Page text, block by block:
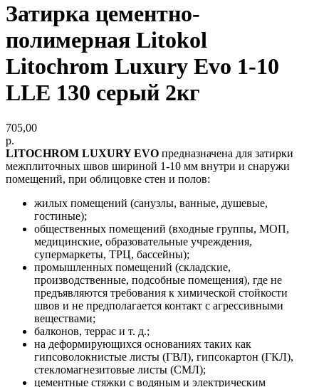
Затирка цементно-
полимерная Litokol
Litochrom Luxury Evo 1-10
LLE 130 серый 2кг
705,00
р.
LITOCHROM LUXURY EVO предназначена для затирки
межплиточных швов шириной 1-10 мм внутри и снаружи
помещений, при облицовке стен и полов:
жилых помещений (санузлы, ванные, душевые,
гостиные);
общественных помещений (входные группы, МОП,
медицинские, образовательные учреждения,
супермаркеты, ТРЦ, бассейны);
промышленных помещений (складские,
производственные, подсобные помещения), где не
предъявляются требования к химической стойкости
швов и не предполагается контакт с агрессивными
веществами;
балконов, террас и т. д.;
на деформирующихся основаниях таких как
гипсоволокнистые листы (ГВЛ), гипсокартон (ГКЛ),
стекломагнезитовые листы (СМЛ);
цементные стяжки с водяным и электрическим